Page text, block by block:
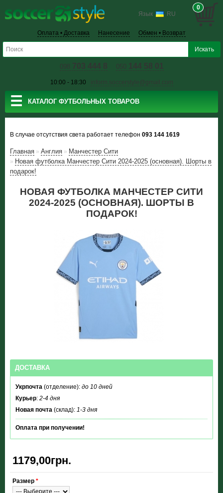
Язык RU
0
Оплата • Доставка Нанесение Обмен • Возврат
098 703 444 8 050 144 58 01
10:00 - 18:30 inform.soccerstyle@gmail.com
☰ КАТАЛОГ ФУТБОЛЬНЫХ ТОВАРОВ
В случае отсутствия света работает телефон 093 144 1619
Главная » Англия » Манчестер Сити
» Новая футболка Манчестер Сити 2024-2025 (основная). Шорты в
подарок!
НОВАЯ ФУТБОЛКА МАНЧЕСТЕР СИТИ
2024-2025 (ОСНОВНАЯ). ШОРТЫ В
ПОДАРОК!
ДОСТАВКА
Укрпочта (отделение): до 10 дней
Курьер: 2-4 дня
Новая почта (склад): 1-3 дня
Оплата при получении!
1179,00грн.
Размер *